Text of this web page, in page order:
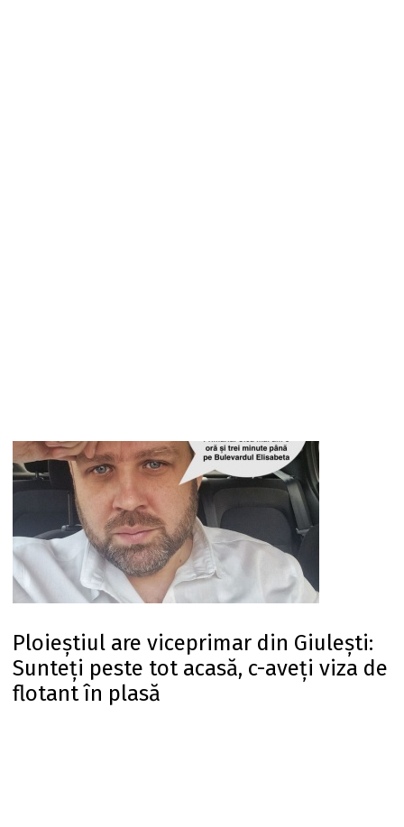
Ploieștiul are viceprimar din Giulești:
Sunteți peste tot acasă, c-aveți viza de
flotant în plasă